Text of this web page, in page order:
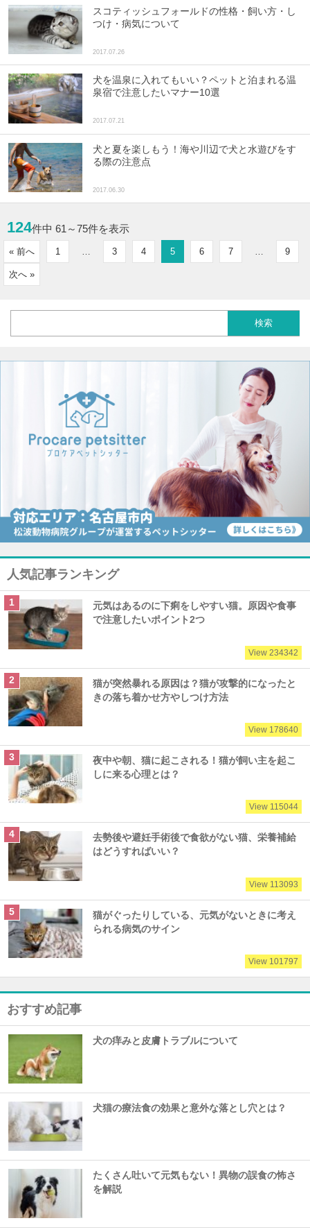
スコティッシュフォールドの性格・飼い方・し
つけ・病気について
2017.07.26
犬を温泉に入れてもいい？ペットと泊まれる温
泉宿で注意したいマナー10選
2017.07.21
犬と夏を楽しもう！海や川辺で犬と水遊びをす
る際の注意点
2017.06.30
124件中 61～75件を表示
« 前へ 1 3 4 5 6 7 9
次へ »
人気記事ランキング
元気はあるのに下痢をしやすい猫。原因や食事
で注意したいポイント2つ
View 234342
猫が突然暴れる原因は？猫が攻撃的になったと
きの落ち着かせ方やしつけ方法
View 178640
夜中や朝、猫に起こされる！猫が飼い主を起こ
しに来る心理とは？
View 115044
去勢後や避妊手術後で食欲がない猫、栄養補給
はどうすればいい？
View 113093
猫がぐったりしている、元気がないときに考え
られる病気のサイン
View 101797
おすすめ記事
犬の痒みと皮膚トラブルについて
犬猫の療法食の効果と意外な落とし穴とは？
たくさん吐いて元気もない！異物の誤食の怖さ
を解説